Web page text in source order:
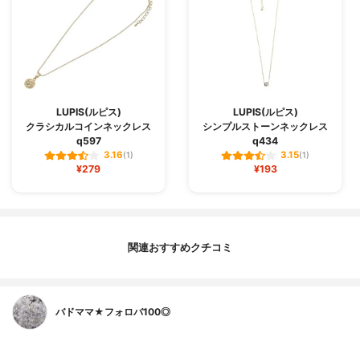
LUPIS(ルピス)
クラシカルコインネックレス
q597
3.16(1)
¥279
LUPIS(ルピス)
シンプルストーンネックレス
q434
3.15(1)
¥193
関連おすすめクチコミ
バドママ★フォロバ100◎